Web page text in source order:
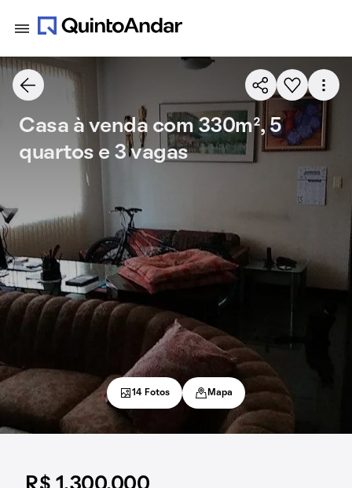
Casa à venda com 330m², 5
quartos e 3 vagas
14 Fotos Mapa